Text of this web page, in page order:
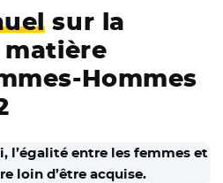
sur la
Hommes
l’égalité entre les femmes et
loin d’être acquise.